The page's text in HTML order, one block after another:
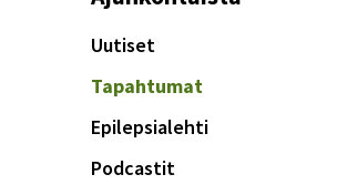
Uutiset
Tapahtumat
Epilepsialehti
Podcastit